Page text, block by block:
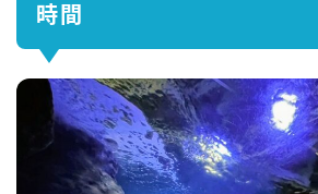
時間